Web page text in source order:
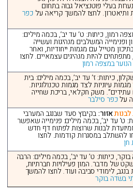
בעלי פוטנציאל גבוה בתחום
ותיאטרון. לחצו להמשך קריאה על כפר
רמון, כיתות: ט’ עד יב’, בכמה מילים:
ופנימייה המשלבים מנהיגות ועשייה
מטייל עם מגמות ייחודיות, ואחר
מתפתחים להיות מנהיגים עצמאיים. לחצו
במצפה רמון
כיתות: ז’ עד יב’, בכמה מילים: בית
מגמות עיוניות לצד מגמות טכנולוגיות.
משק חקלאי, בריכת שחייה
עלכפר סילבר
אזור: בקיבוץ סעד שבנגב המערבי
ט’ עד יב’, בכמה מילים: פנימייה שאפשר
לבנות שרוצות לפתוח דף חדש
להשתלב במסגרות קודמות. לחצו
חן
כיתות: ט’ עד יב’, בכמה מילים: הרבה
של מדבר. המון פעילויות חברתיות,
לימודי סביבה ועוד. לחצו להמשך
בשדה בוקר